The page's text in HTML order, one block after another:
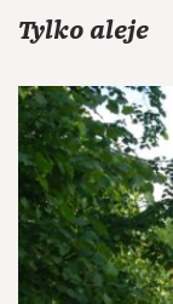
Tylko aleje